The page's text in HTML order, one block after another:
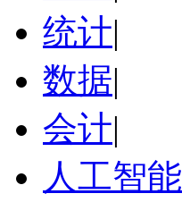
统计|
数据|
会计|
人工智能